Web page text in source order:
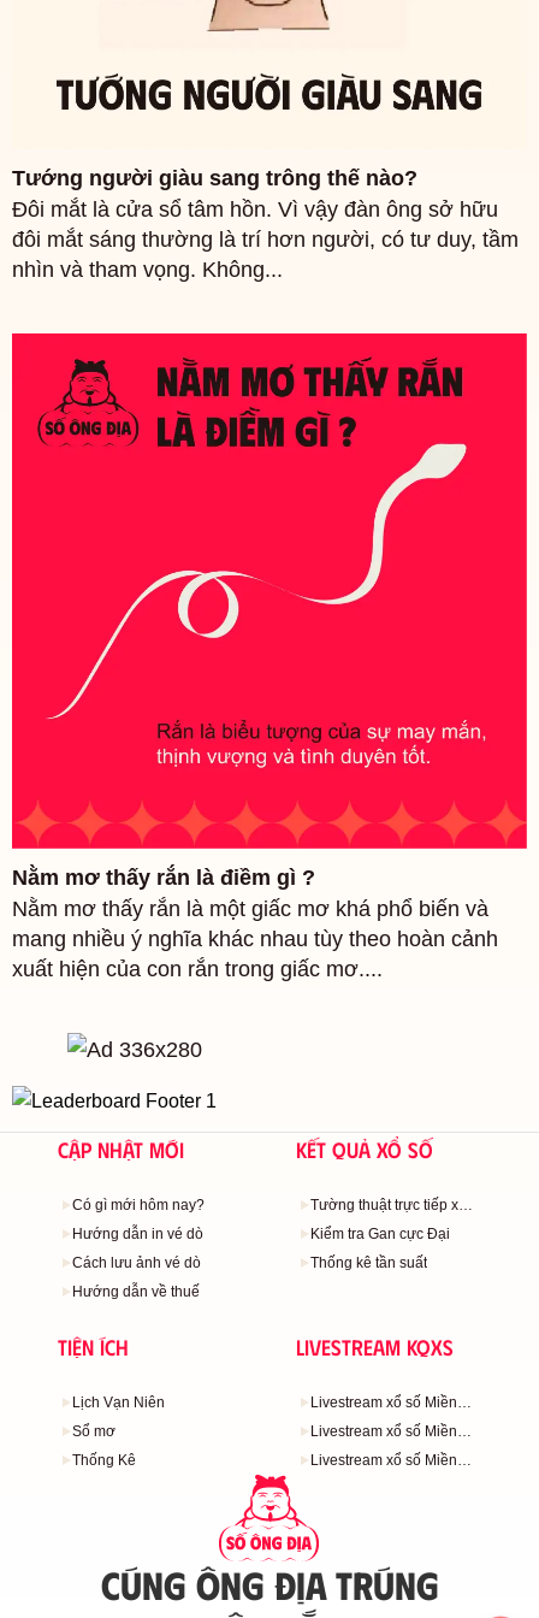
Tướng người giàu sang trông thế nào?
Đôi mắt là cửa sổ tâm hồn. Vì vậy đàn ông sở hữu
đôi mắt sáng thường là trí hơn người, có tư duy, tầm
nhìn và tham vọng. Không...
Nằm mơ thấy rắn là điềm gì ?
Nằm mơ thấy rắn là một giấc mơ khá phổ biến và
mang nhiều ý nghĩa khác nhau tùy theo hoàn cảnh
xuất hiện của con rắn trong giấc mơ....
Cập nhật mới
Có gì mới hôm nay?
Hướng dẫn in vé dò
Cách lưu ảnh vé dò
Hướng dẫn về thuế
Kết quả xổ số
Tường thuật trực tiếp xổ
số
Kiểm tra Gan cực Đại
Thống kê tần suất
Tiện ích
Lịch Vạn Niên
Sổ mơ
Thống Kê
Livestream KQXS
Livestream xổ số Miền
Bắc
Livestream xổ số Miền
Trung
Livestream xổ số Miền
CÚNG ÔNG ĐỊA TRÚNG